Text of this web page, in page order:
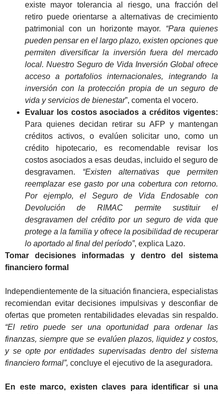
existe mayor tolerancia al riesgo, una fracción del
retiro puede orientarse a alternativas de crecimiento
patrimonial con un horizonte mayor. “Para quienes
pueden pensar en el largo plazo, existen opciones que
permiten diversificar la inversión fuera del mercado
local. Nuestro Seguro de Vida Inversión Global ofrece
acceso a portafolios internacionales, integrando la
inversión con la protección propia de un seguro de
vida y servicios de bienestar”, comenta el vocero.
Evaluar los costos asociados a créditos vigentes:
Para quienes decidan retirar su AFP y mantengan
créditos activos, o evalúen solicitar uno, como un
crédito hipotecario, es recomendable revisar los
costos asociados a esas deudas, incluido el seguro de
desgravamen. “Existen alternativas que permiten
reemplazar ese gasto por una cobertura con retorno.
Por ejemplo, el Seguro de Vida Endosable con
Devolución de RIMAC permite sustituir el
desgravamen del crédito por un seguro de vida que
protege a la familia y ofrece la posibilidad de recuperar
lo aportado al final del período”, explica Lazo.
Tomar decisiones informadas y dentro del sistema
financiero formal
Independientemente de la situación financiera, especialistas
recomiendan evitar decisiones impulsivas y desconfiar de
ofertas que prometen rentabilidades elevadas sin respaldo.
“El retiro puede ser una oportunidad para ordenar las
finanzas, siempre que se evalúen plazos, liquidez y costos,
y se opte por entidades supervisadas dentro del sistema
financiero formal”, concluye el ejecutivo de la aseguradora.
En este marco, existen claves para identificar si una